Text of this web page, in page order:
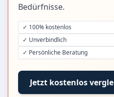
Bedürfnisse.
✓ 100% kostenlos
✓ Unverbindlich
✓ Persönliche Beratung
Jetzt kostenlos